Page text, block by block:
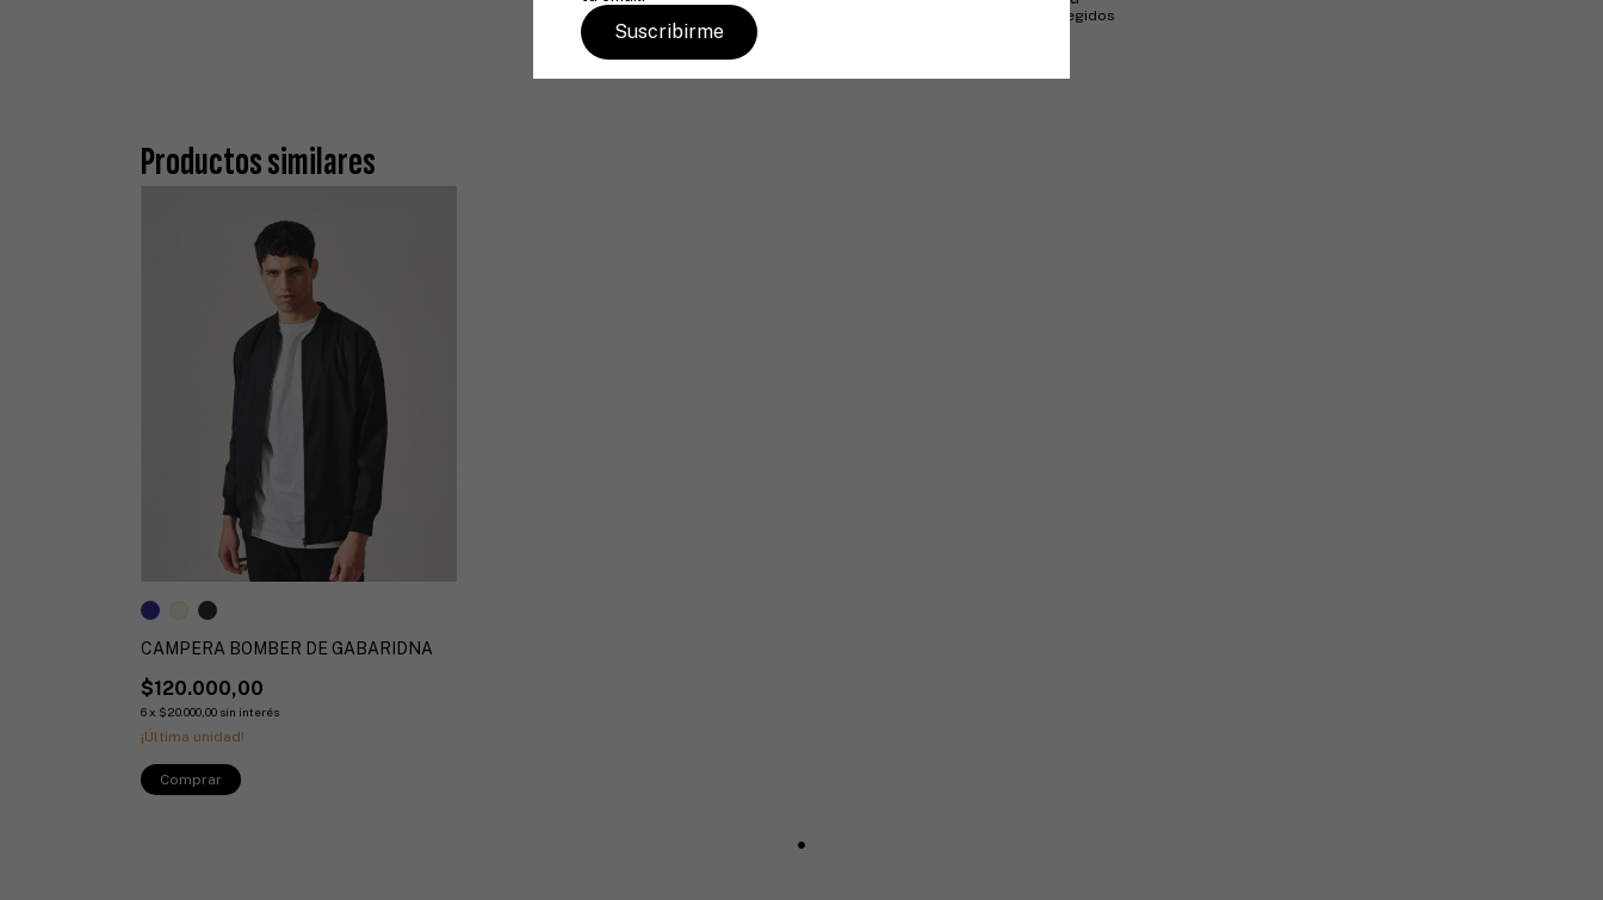
Tus datos protegidos
Productos similares
CAMPERA BOMBER DE GABARIDNA
$120.000,00
6 x $20.000,00 sin interés
¡Última unidad!
Comprar
Suscribirme